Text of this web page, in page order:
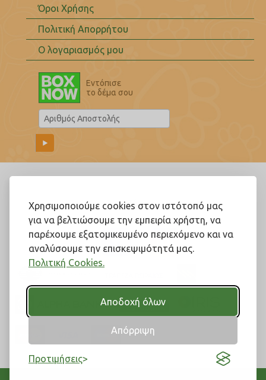
Χρησιμοποιούμε cookies στον ιστότοπό μας
για να βελτιώσουμε την εμπειρία χρήστη, να
παρέχουμε εξατομικευμένο περιεχόμενο και να
αναλύσουμε την επισκεψιμότητά μας.
Πολιτική Cookies.
Αποδοχή όλων
Απόρριψη
Προτιμήσεις
Όροι Χρήσης
Πολιτική Απορρήτου
Ο λογαριασμός μου
Εντόπισε
το δέμα σου
Ακολουθήστε μας!